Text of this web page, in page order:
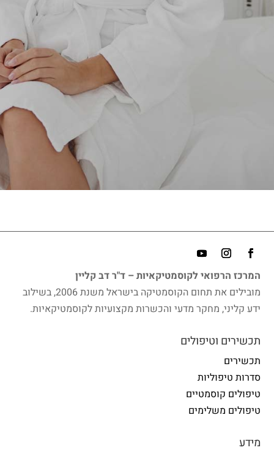
המרכז הרפואי לקוסמטיקאיות – ד"ר דב קליין
מובילים את תחום הקוסמטיקה בישראל משנת 2006, בשילוב
ידע קליני, מחקר מדעי והכשרות מקצועיות לקוסמטיקאיות.
תכשירים וטיפולים
תכשירים
סדרות טיפוליות
טיפולים קוסמטיים
טיפולים משלימים
מידע